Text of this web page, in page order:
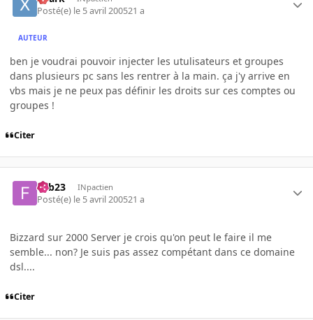
Posté(e) le 5 avril 200521 a
AUTEUR
ben je voudrai pouvoir injecter les utulisateurs et groupes
dans plusieurs pc sans les rentrer à la main. ça j'y arrive en
vbs mais je ne peux pas définir les droits sur ces comptes ou
groupes !
Citer
Fab23 INpactien
Posté(e) le 5 avril 200521 a
Bizzard sur 2000 Server je crois qu'on peut le faire il me
semble... non? Je suis pas assez compétant dans ce domaine
dsl....
Citer